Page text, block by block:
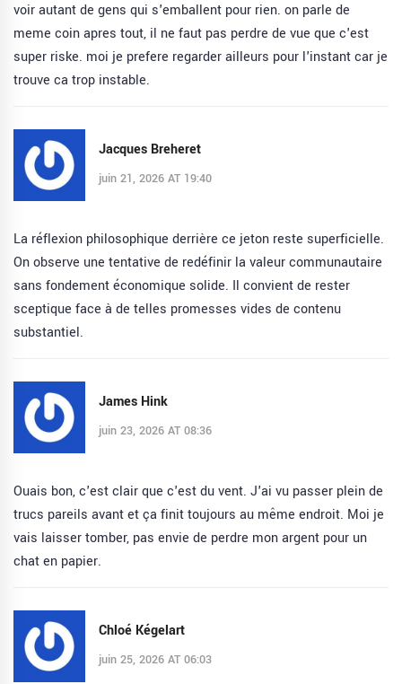
voir autant de gens qui s'emballent pour rien. on parle de
meme coin apres tout, il ne faut pas perdre de vue que c'est
super riske. moi je prefere regarder ailleurs pour l'instant car je
trouve ca trop instable.
Jacques Breheret
juin 21, 2026 AT 19:40
La réflexion philosophique derrière ce jeton reste superficielle.
On observe une tentative de redéfinir la valeur communautaire
sans fondement économique solide. Il convient de rester
sceptique face à de telles promesses vides de contenu
substantiel.
James Hink
juin 23, 2026 AT 08:36
Ouais bon, c'est clair que c'est du vent. J'ai vu passer plein de
trucs pareils avant et ça finit toujours au même endroit. Moi je
vais laisser tomber, pas envie de perdre mon argent pour un
chat en papier.
Chloé Kégelart
juin 25, 2026 AT 06:03